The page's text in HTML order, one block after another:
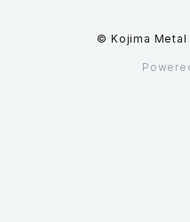
© Kojima Metal